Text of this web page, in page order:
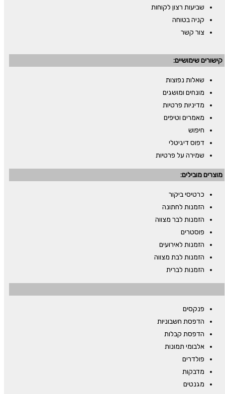
שביעות רצון לקוחות
קניה בטוחה
צור קשר
קישורים שימושיים:
שאלות נפוצות
מונחים ומושגים
מדיניות פרטיות
מאמרים וטיפים
חיפוש
דפוס דיגיטלי
שמירה על פרטיות
מוצרים מובילים:
כרטיסי ביקור
הזמנות לחתונה
הזמנות לבר מצווה
פוסטרים
הזמנות לאירועים
הזמנות לבת מצווה
הזמנות לברית
פנקסים
הדפסת חשבוניות
הדפסת קבלות
אלבומי תמונות
פולדרים
מדבקות
מגנטים